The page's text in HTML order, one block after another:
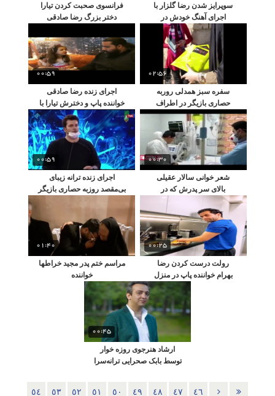
سوپرایز شدن رضا گلزار با
اجرای آهنگ خودش در
رستوران معروف
فرانسوی صحبت کردن تیارا
دختر بزرگ رضا صادقی
02:56
سفره سبز همدلی روربه
حصاری بازیگر در اطراف
تهران
00:59
اجرای زنده رضا صادقی
خواننده پاپ و دخترش تیارا با
پیانو
00:30
شعر خوانی سالار عقیلی
بالای سر پدرش که در
00:59
اجرای زنده ترانه زیبای
بی‌مقصد روزبه حصاری بازیگر
00:25
رولت درست کردن رضا
بهرام خواننده پاپ در منزل
01:40
مراسم ختم پدر مجید خراطها
خواننده
00:45
ارشاد هنرجوی روزه‌ خوار
توسط بابک صحرایی ترانه‌سرا
٤٦ ٤٧ ٤٨ ٤٩ ٥٠ ٥١ ٥٢ ٥٣ ٥٤